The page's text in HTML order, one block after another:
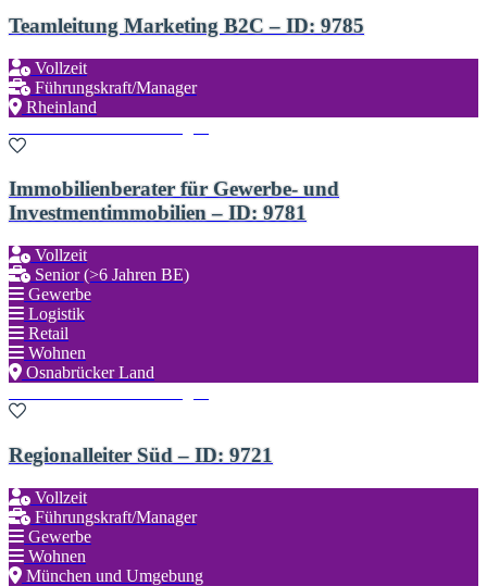
Teamleitung Marketing B2C – ID: 9785
Vollzeit
Führungskraft/Manager
Rheinland
Immobilienberater für Gewerbe- und
Investmentimmobilien – ID: 9781
Vollzeit
Senior (>6 Jahren BE)
Gewerbe
Logistik
Retail
Wohnen
Osnabrücker Land
Regionalleiter Süd – ID: 9721
Vollzeit
Führungskraft/Manager
Gewerbe
Wohnen
München und Umgebung